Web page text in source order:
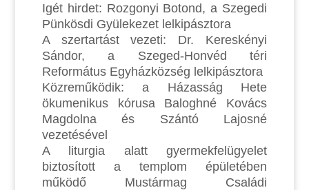
Igét hirdet: Rozgonyi Botond, a Szegedi
Pünkösdi Gyülekezet lelkipásztora
A szertartást vezeti: Dr. Kereskényi
Sándor, a Szeged-Honvéd téri
Református Egyházközség lelkipásztora
Közreműködik: a Házasság Hete
ökumenikus kórusa Baloghné Kovács
Magdolna és Szántó Lajosné
vezetésével
A liturgia alatt gyermekfelügyelet
biztosított a templom épületében
működő Mustármag Családi